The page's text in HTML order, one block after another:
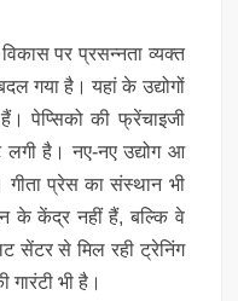
पर प्रसन्नता व्यक्त
गया है। यहां के उद्योगों
पेप्सिको की फ्रेंचाइजी
है। नए-नए उद्योग आ
गीता प्रेस का संस्थान भी
के केंद्र नहीं हैं, बल्कि वे
सेंटर से मिल रही ट्रेनिंग
गारंटी भी है।